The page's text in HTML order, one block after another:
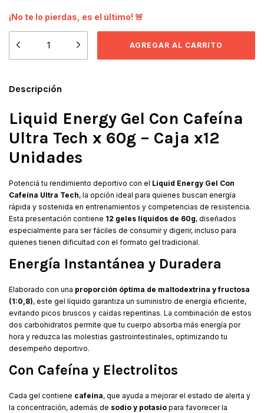
¡No te lo pierdas, es el último! 🚨
Descripción
Liquid Energy Gel Con Cafeína
Ultra Tech x 60g – Caja x12
Unidades
Potenciá tu rendimiento deportivo con el Liquid Energy Gel Con
Cafeína Ultra Tech, la opción ideal para quienes buscan energía
rápida y sostenida en entrenamientos y competencias de resistencia.
Esta presentación contiene 12 geles líquidos de 60g, diseñados
especialmente para ser fáciles de consumir y digerir, incluso para
quienes tienen dificultad con el formato gel tradicional.
Energía Instantánea y Duradera
Elaborado con una proporción óptima de maltodextrina y fructosa
(1:0,8), este gel líquido garantiza un suministro de energía eficiente,
evitando picos bruscos y caídas repentinas. La combinación de estos
dos carbohidratos permite que tu cuerpo absorba más energía por
hora y reduzca las molestias gastrointestinales, optimizando tu
desempeño deportivo.
Con Cafeína y Electrolitos
Cada gel contiene cafeína, que ayuda a mejorar el estado de alerta y
la concentración, además de sodio y potasio para favorecer la